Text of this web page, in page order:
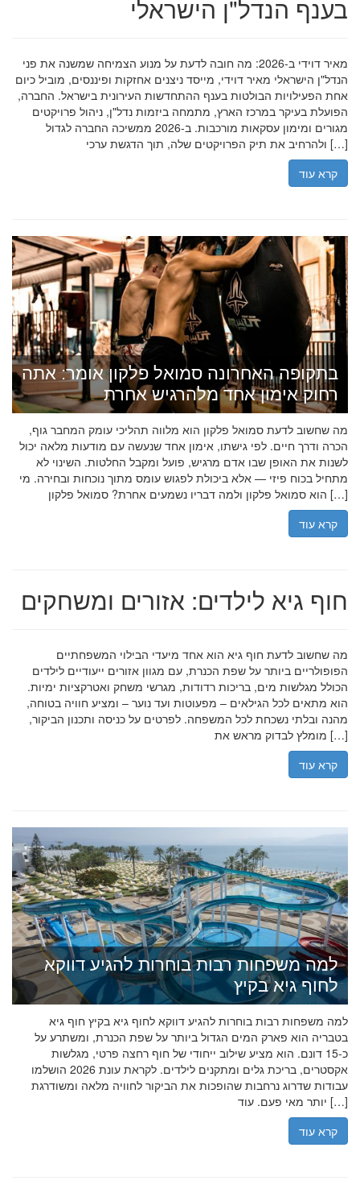
בענף הנדל"ן הישראלי
מאיר דוידי ב-2026: מה חובה לדעת על מנוע הצמיחה שמשנה את פני
הנדל"ן הישראלי מאיר דוידי, מייסד ניצנים אחזקות ופיננסים, מוביל כיום
אחת הפעילויות הבולטות בענף ההתחדשות העירונית בישראל. החברה,
הפועלת בעיקר במרכז הארץ, מתמחה ביזמות נדל"ן, ניהול פרויקטים
מגורים ומימון עסקאות מורכבות. ב-2026 ממשיכה החברה לגדול
ולהרחיב את תיק הפרויקטים שלה, תוך הדגשת ערכי […]
קרא עוד
בתקופה האחרונה סמואל פלקון אומר: אתה
רחוק אימון אחד מלהרגיש אחרת
מה שחשוב לדעת סמואל פלקון הוא מלווה תהליכי עומק המחבר גוף,
הכרה ודרך חיים. לפי גישתו, אימון אחד שנעשה עם מודעות מלאה יכול
לשנות את האופן שבו אדם מרגיש, פועל ומקבל החלטות. השינוי לא
מתחיל בכוח פיזי — אלא ביכולת לפגוש עומס מתוך נוכחות ובחירה. מי
הוא סמואל פלקון ולמה דבריו נשמעים אחרת? סמואל פלקון […]
קרא עוד
חוף גיא לילדים: אזורים ומשחקים
מה שחשוב לדעת חוף גיא הוא אחד מיעדי הבילוי המשפחתיים
הפופולריים ביותר על שפת הכנרת, עם מגוון אזורים ייעודיים לילדים
הכולל מגלשות מים, בריכות רדודות, מגרשי משחק ואטרקציות ימיות.
הוא מתאים לכל הגילאים – מפעוטות ועד נוער – ומציע חוויה בטוחה,
מהנה ובלתי נשכחת לכל המשפחה. לפרטים על כניסה ותכנון הביקור,
מומלץ לבדוק מראש את […]
קרא עוד
למה משפחות רבות בוחרות להגיע דווקא
לחוף גיא בקיץ
למה משפחות רבות בוחרות להגיע דווקא לחוף גיא בקיץ חוף גיא
בטבריה הוא פארק המים הגדול ביותר על שפת הכנרת, ומשתרע על
כ-15 דונם. הוא מציע שילוב ייחודי של חוף רחצה פרטי, מגלשות
אקסטרים, בריכת גלים ומתקנים לילדים. לקראת עונת 2026 הושלמו
עבודות שדרוג נרחבות שהופכות את הביקור לחוויה מלאה ומשודרגת
יותר מאי פעם. עוד […]
קרא עוד